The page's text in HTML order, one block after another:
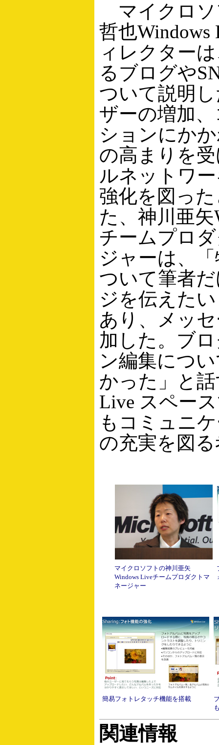
マイクロソ
哲也
ィレクター
るブログや
ついて説明
ザーの増加
ションにか
の高まりを
ルネットワ
強化を図っ
た、神川亜矢
チームプロ
ジャーは、
ついて筆者
ジを伝えた
あり、メッ
加した。ブ
ン編集につ
かった」と
Live スペー
もコミュニ
の充実を図
マイクロソフトの神川亜矢
Windows Liveチームプロダクトマ
ネージャー
簡易フォトレタッチ機能を搭載
関連情報